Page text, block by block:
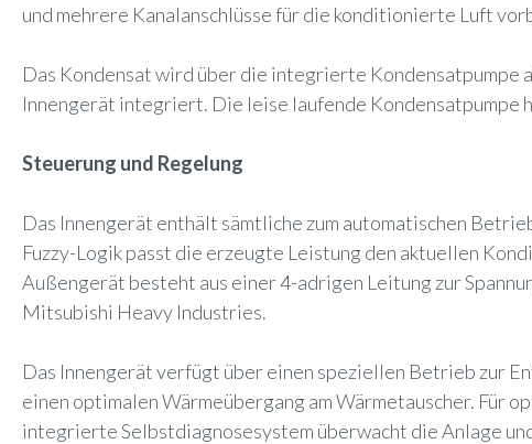
und mehrere Kanalanschlüsse für die konditionierte Luft
Das Kondensat wird über die integrierte Kondensatpumpe
Innengerät integriert. Die leise laufende Kondensatpumpe
Steuerung und Regelung
Das Innengerät enthält sämtliche zum automatischen
Fuzzy-Logik passt die erzeugte Leistung den aktuellen
Außengerät besteht aus einer 4-adrigen Leitung zur
Mitsubishi Heavy Industries.
Das Innengerät verfügt über einen speziellen Betrieb zur
einen optimalen Wärmeübergang am Wärmetauscher. Für
integrierte Selbstdiagnosesystem überwacht die Anlage